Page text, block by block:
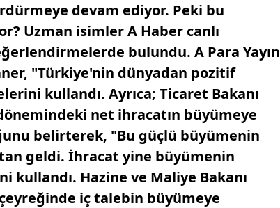
devam ediyor. Peki bu
Uzman isimler A Haber canlı
bulundu. A Para Yayın
"Türkiye'nin dünyadan pozitif
kullandı. Ayrıca; Ticaret Bakanı
net ihracatın büyümeye
belirterek, "Bu güçlü büyümenin
geldi. İhracat yine büyümenin
Hazine ve Maliye Bakanı
iç talebin büyümeye